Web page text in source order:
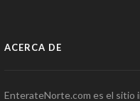
ACERCA DE
EnterateNorte.com es el sitio